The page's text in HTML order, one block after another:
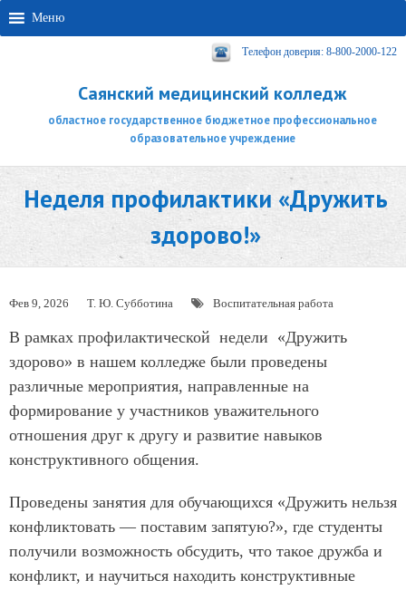
Меню
Телефон доверия: 8-800-2000-122
Саянский медицинский колледж
областное государственное бюджетное профессиональное
образовательное учреждение
Неделя профилактики «Дружить
здорово!»
Фев 9, 2026 Т. Ю. Субботина Воспитательная работа
В рамках профилактической недели «Дружить
здорово» в нашем колледже были проведены
различные мероприятия, направленные на
формирование у участников уважительного
отношения друг к другу и развитие навыков
конструктивного общения.
Проведены занятия для обучающихся «Дружить нельзя
конфликтовать — поставим запятую?», где студенты
получили возможность обсудить, что такое дружба и
конфликт, и научиться находить конструктивные